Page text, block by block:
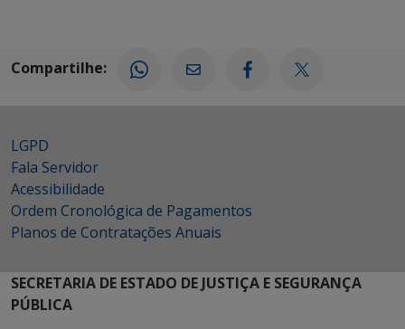
Compartilhe:
LGPD
Fala Servidor
Acessibilidade
Ordem Cronológica de Pagamentos
Planos de Contratações Anuais
SECRETARIA DE ESTADO DE JUSTIÇA E SEGURANÇA
PÚBLICA